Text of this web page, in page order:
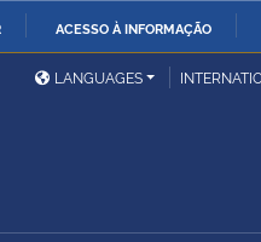
ACESSO À INFORMAÇÃO
das Relações
ExterioresLANGUAGES